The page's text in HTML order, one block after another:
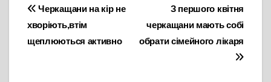
Навігація
записів
З першого квітня
черкащани мають собі
обрати сімейного лікаря
Черкащани на кір не
хворіють,втім
щеплюються активно